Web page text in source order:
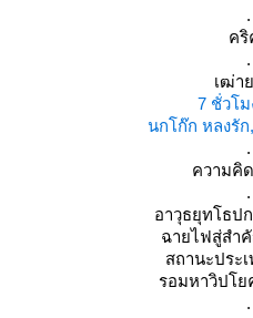
.
คริ
.
เฒ่า
7 ชั่วโ
นกโก๊ก หลงรั
.
ความคิ
.
อาวุธยุทโธป
ฉายไฟสู่สำ
สถานะประ
รอมหาวิปโ
.